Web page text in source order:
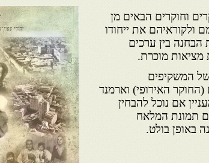
וחוקרים הבאים מן
ולקוראיהם את ייחודו
בין ערכים
מציאות מוכרת.
המשקיפים
האירופי) וארמנד
אם נוכל להבחין
תמונת המלאח
באופן בולט.